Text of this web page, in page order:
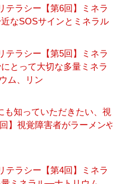
テラシー【第6回】ミネラ
なSOSサインとミネラル
テラシー【第5回】ミネラ
とって大切な多量ミネラ
ム、リン
も知っていただきたい、視
】視覚障害者がラーメンや
テラシー【第4回】ミネラ